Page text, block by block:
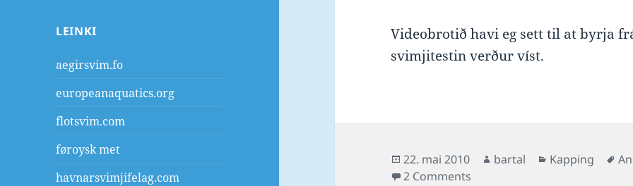
LEINKI
aegirsvim.fo
europeanaquatics.org
flotsvim.com
føroysk met
havnarsvimjifelag.com
Videobrotið havi eg sett til at byrja
svimjitestin verður víst.
Posted
on
22. mai 2010 Author
bartal Categories
Kapping
2 Comments